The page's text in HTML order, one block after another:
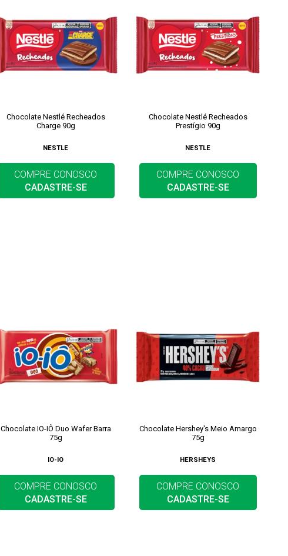
Chocolate Nestlé Recheados
Charge 90g
NESTLE
COMPRE CONOSCO
CADASTRE-SE
Chocolate Nestlé Recheados
Prestígio 90g
NESTLE
COMPRE CONOSCO
CADASTRE-SE
Chocolate IO-IÔ Duo Wafer Barra
75g
IO-IO
COMPRE CONOSCO
CADASTRE-SE
Chocolate Hershey's Meio Amargo
75g
HERSHEYS
COMPRE CONOSCO
CADASTRE-SE